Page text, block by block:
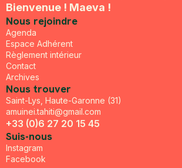
Bienvenue ! Maeva !
Nous rejoindre
Agenda
Espace Adhérent
Règlement intérieur
Contact
Archives
Nous trouver
Saint-Lys, Haute-Garonne (31)
amuinei.tahiti@gmail.com
+33 (0)6 27 20 15 45
Suis-nous
Instagram
Facebook